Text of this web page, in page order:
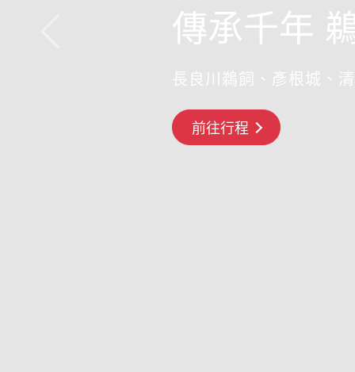
前往行程
前往行程
傳承千年
長良川鵜飼、彥根城、
前往行程